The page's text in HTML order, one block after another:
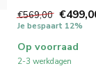
€569,00
Je bespaart 12%
Op voorraad
2-3 werkdagen